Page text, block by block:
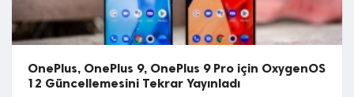
OnePlus, OnePlus 9, OnePlus 9 Pro için OxygenOS
12 Güncellemesini Tekrar Yayınladı